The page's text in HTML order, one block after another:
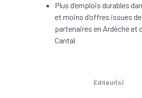
Plus d’emplois durables
et moins d’offres issues
partenaires en Ardèche et
Cantal
Éditeur(s)